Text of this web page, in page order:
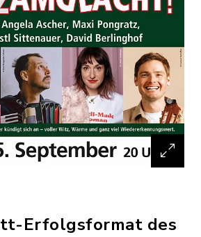
Erfolgsformat des